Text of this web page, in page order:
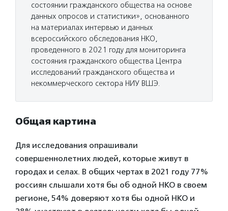
состоянии гражданского общества на основе
данных опросов и статистики», основанного
на материалах интервью и данных
всероссийского обследования НКО,
проведенного в 2021 году для мониторинга
состояния гражданского общества Центра
исследований гражданского общества и
некоммерческого сектора НИУ ВШЭ.
Общая картина
Для исследования опрашивали
совершеннолетних людей, которые живут в
городах и селах. В общих чертах в 2021 году 77%
россиян слышали хотя бы об одной НКО в своем
регионе, 54% доверяют хотя бы одной НКО и